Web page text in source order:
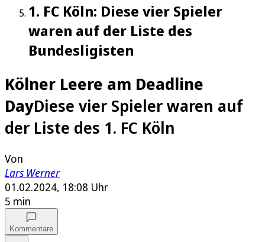
1. FC Köln: Diese vier Spieler
waren auf der Liste des
Bundesligisten
Kölner Leere am Deadline
DayDiese vier Spieler waren auf
der Liste des 1. FC Köln
Von
Lars Werner
01.02.2024, 18:08 Uhr
5 min
Kommentare